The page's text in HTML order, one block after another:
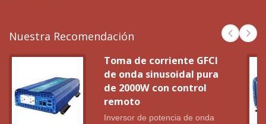
Nuestra Recomendación
Toma de corriente GFCI
de onda sinusoidal pura
de 2000W con control
remoto
Inversor de potencia de onda